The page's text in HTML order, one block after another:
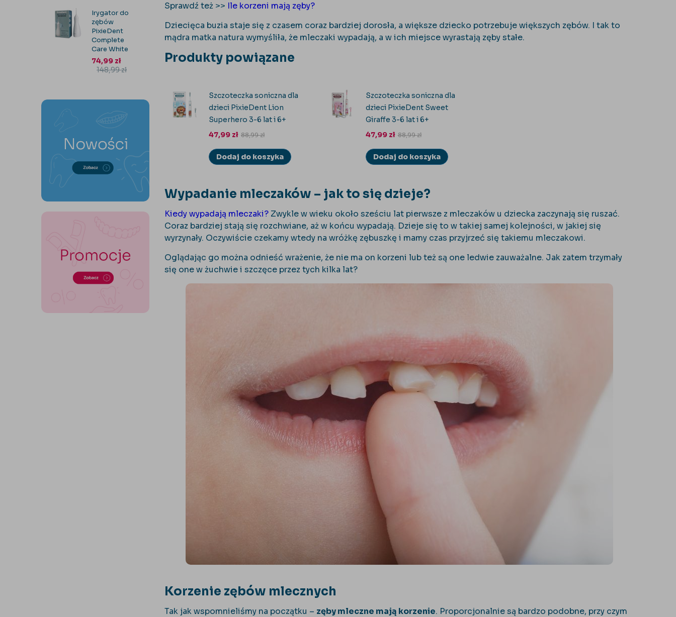
Irygator do
zębów
PixieDent
Complete
Care White
74,99 zł
148,99zł
Sprawdź też >> Ile korzeni mają zęby?
Dziecięca buzia staje się z czasem coraz bardziej dorosła, a większe dziecko potrzebuje większych zębów. I tak to
mądra matka natura wymyśliła, że mleczaki wypadają, a w ich miejsce wyrastają zęby stałe.
Produkty powiązane
Szczoteczka soniczna dla
dzieci PixieDent Lion
Superhero 3-6 lat i 6+
47,99 zł 88,99zł
Dodaj do koszyka
Szczoteczka soniczna dla
dzieci PixieDent Sweet
Giraffe 3-6 lat i 6+
47,99 zł 88,99zł
Dodaj do koszyka
Wypadanie mleczaków – jak to się dzieje?
Kiedy wypadają mleczaki?Zwykle w wieku około sześciu lat pierwsze z mleczaków u dziecka zaczynają się ruszać.
Coraz bardziej stają się rozchwiane, aż w końcu wypadają. Dzieje się to w takiej samej kolejności, w jakiej się
wyrzynały. Oczywiście czekamy wtedy na wróżkę zębuszkę i mamy czas przyjrzeć się takiemu mleczakowi.
Oglądając go można odnieść wrażenie, że nie ma on korzeni lub też są one ledwie zauważalne. Jak zatem trzymały
się one w żuchwie i szczęce przez tych kilka lat?
Korzenie zębów mlecznych
Tak jak wspomnieliśmy na początku – zęby mleczne mają korzenie. Proporcjonalnie są bardzo podobne, przy czym